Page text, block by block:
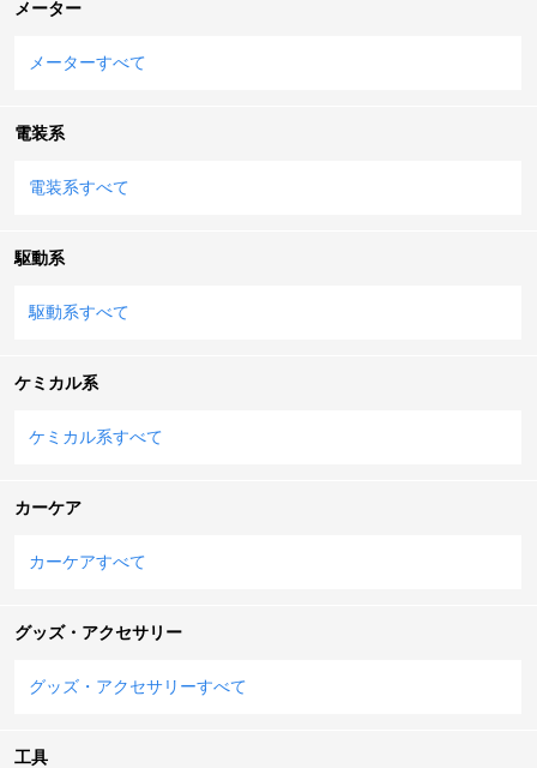
メーター
メーターすべて
電装系
電装系すべて
駆動系
駆動系すべて
ケミカル系
ケミカル系すべて
カーケア
カーケアすべて
グッズ・アクセサリー
グッズ・アクセサリーすべて
工具